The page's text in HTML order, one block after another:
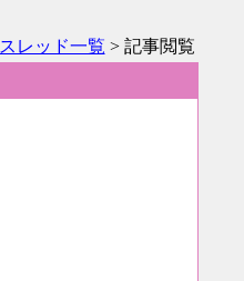
スレッド一覧 > 記事閲覧